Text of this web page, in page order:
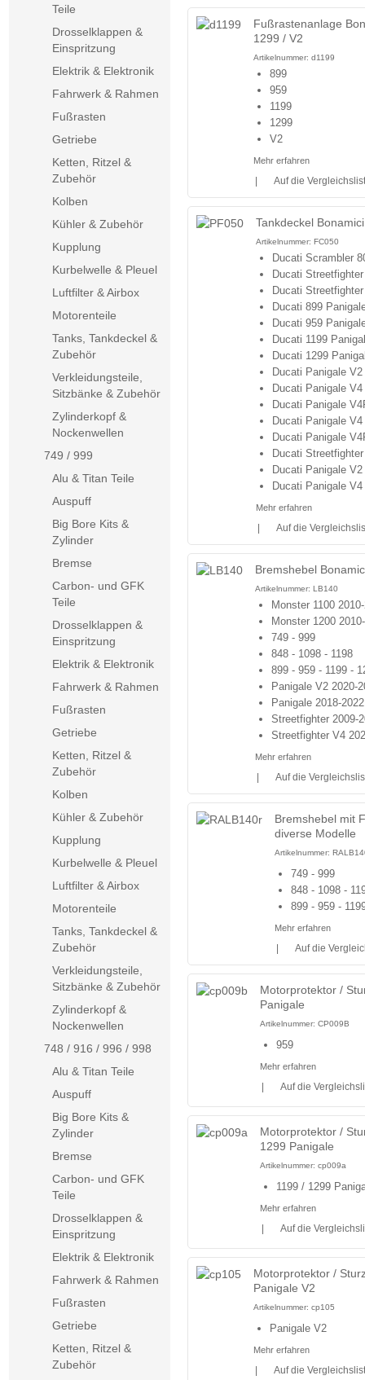
Fußrastenanlage
1299 / V2
Artikelnummer: d1199
899
959
1199
1299
V2
Mehr erfahren
Auf die
Tankdeckel
Artikelnummer: FC050
Ducati Scrambler
Ducati
Ducati
Ducati 899
Ducati 959
Ducati 1199
Ducati 1299
Ducati Panigale
Ducati Panigale
Ducati Panigale
Ducati Panigale
Ducati Panigale
Ducati
Ducati Panigale
Ducati Panigale
Mehr erfahren
Auf die
Bremshebel
Artikelnummer: LB140
Monster 1100
Monster 1200
749 - 999
848 - 1098 - 1198
899 - 959 - 1199 -
Panigale V2 2020-
Panigale 2018-2022
Streetfighter 2009-
Streetfighter V4
Mehr erfahren
Auf die
Bremshebel mit
diverse Modelle
Artikelnummer:
749 - 999
848 - 1098 -
899 - 959 -
Mehr erfahren
Auf die
Motorprotektor /
Panigale
Artikelnummer: CP009B
959
Mehr erfahren
Auf die
Motorprotektor /
1299 Panigale
Artikelnummer: cp009a
1199 / 1299
Mehr erfahren
Auf die
Motorprotektor /
Panigale V2
Artikelnummer: cp105
Panigale V2
Mehr erfahren
Auf die
Teile
Drosselklappen &
Einspritzung
Elektrik & Elektronik
Fahrwerk & Rahmen
Fußrasten
Getriebe
Ketten, Ritzel &
Zubehör
Kolben
Kühler & Zubehör
Kupplung
Kurbelwelle & Pleuel
Luftfilter & Airbox
Motorenteile
Tanks, Tankdeckel &
Zubehör
Verkleidungsteile,
Sitzbänke & Zubehör
Zylinderkopf &
Nockenwellen
749 / 999
Alu & Titan Teile
Auspuff
Big Bore Kits &
Zylinder
Bremse
Carbon- und GFK
Teile
Drosselklappen &
Einspritzung
Elektrik & Elektronik
Fahrwerk & Rahmen
Fußrasten
Getriebe
Ketten, Ritzel &
Zubehör
Kolben
Kühler & Zubehör
Kupplung
Kurbelwelle & Pleuel
Luftfilter & Airbox
Motorenteile
Tanks, Tankdeckel &
Zubehör
Verkleidungsteile,
Sitzbänke & Zubehör
Zylinderkopf &
Nockenwellen
748 / 916 / 996 / 998
Alu & Titan Teile
Auspuff
Big Bore Kits &
Zylinder
Bremse
Carbon- und GFK
Teile
Drosselklappen &
Einspritzung
Elektrik & Elektronik
Fahrwerk & Rahmen
Fußrasten
Getriebe
Ketten, Ritzel &
Zubehör